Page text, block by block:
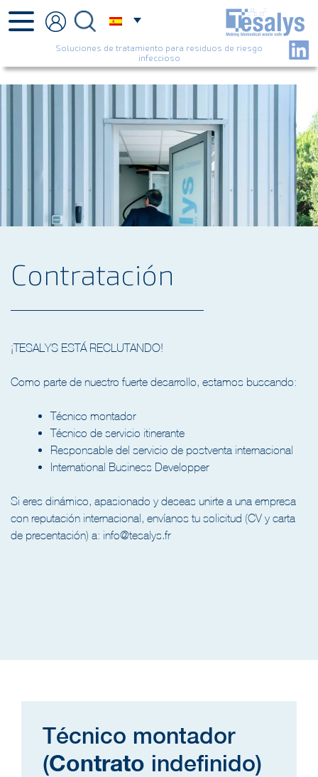
Soluciones de tratamiento para residuos de riesgo
infeccioso
Contratación
¡TESALYS ESTÁ RECLUTANDO!
Como parte de nuestro fuerte desarrollo, estamos buscando:
Técnico montador
Técnico de servicio itinerante
Responsable del servicio de postventa internacional
International Business Developper
Si eres dinámico, apasionado y deseas unirte a una empresa
con reputación internacional, envíanos tu solicitud (CV y carta
de presentación) a: info@tesalys.fr
Técnico montador
(Contrato indefinido)